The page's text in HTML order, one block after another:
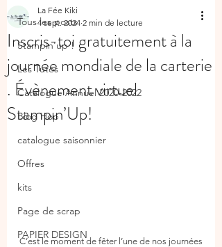
Tous les posts
Stampin'up !
Les Tutos
Catalogue Annuel 2020-2022
Blog Hop
catalogue saisonnier
Offres
kits
Page de scrap
PAPIER DESIGN
Inscris-toi gratuitement à la
journée mondiale de la carterie
. Évènement virtuel
Stampin’Up!
La Fée Kiki
4 sept. 2024 2 min de lecture
C’est le moment de fêter l’une de nos journées